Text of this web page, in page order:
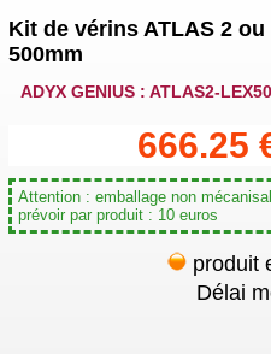
Kit de vérins ATLAS 2
500mm
ADYX GENIUS : ATLAS2-
666.25
Attention : emballage non
prévoir par produit : 10 euros
produit
Délai